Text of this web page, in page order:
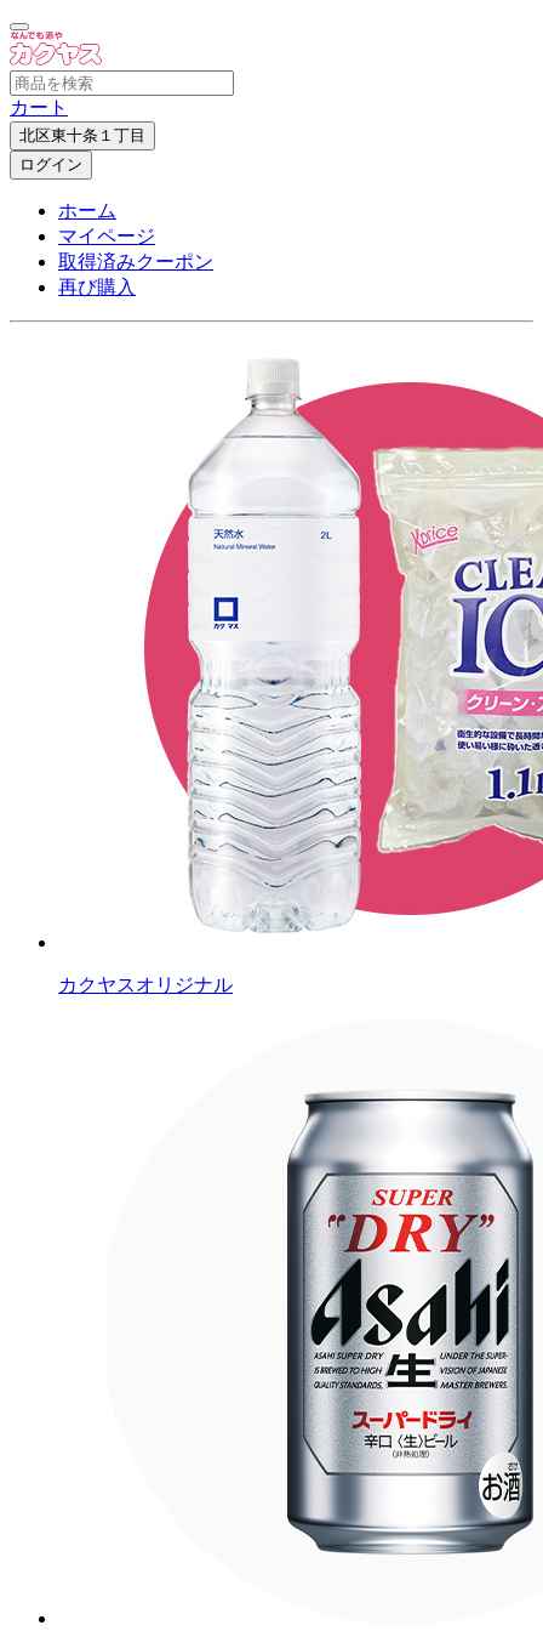
カート
北区東十条１丁目
ログイン
ホーム
マイページ
取得済みクーポン
再び購入
カクヤスオリジナル